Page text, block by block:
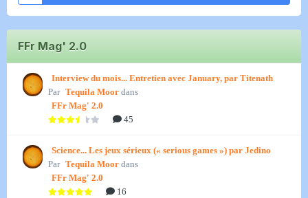
FFr Mag' 2.0
Interview du mois... Entretien avec January, par Titenath
Par Tequila Moor dans
FFr Mag' 2.0
45
Science... Les jeux sérieux (« serious games ») par Jedino
Par Tequila Moor dans
FFr Mag' 2.0
16